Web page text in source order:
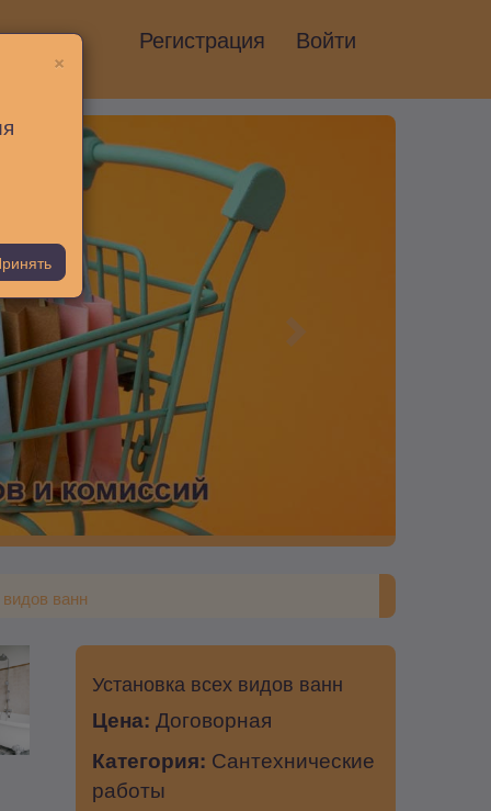
Регистрация Войти
ванн
Установка всех видов ванн
Цена: Договорная
Категория: Сантехнические
работы
×